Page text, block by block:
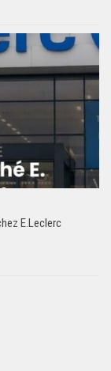
E.Leclerc